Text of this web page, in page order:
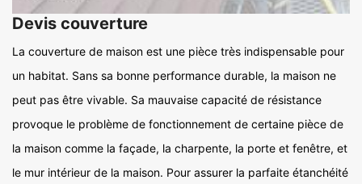
Devis couverture
La couverture de maison est une pièce très indispensable pour
un habitat. Sans sa bonne performance durable, la maison ne
peut pas être vivable. Sa mauvaise capacité de résistance
provoque le problème de fonctionnement de certaine pièce de
la maison comme la façade, la charpente, la porte et fenêtre, et
le mur intérieur de la maison. Pour assurer la parfaite étanchéité